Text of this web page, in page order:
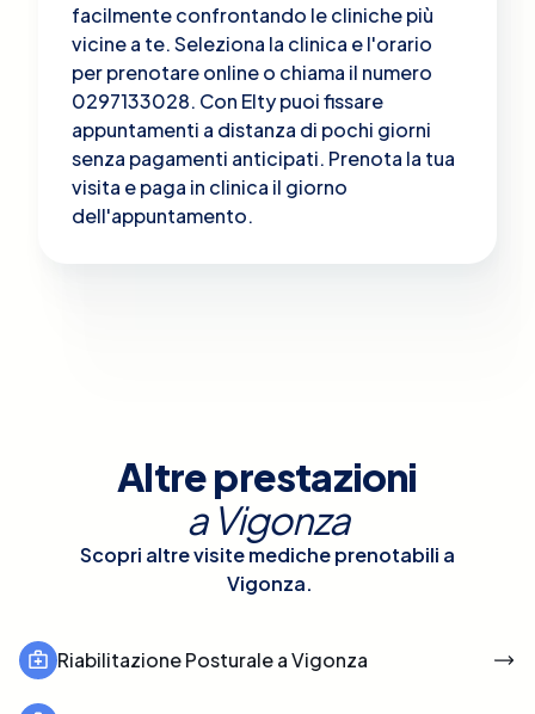
facilmente confrontando le cliniche più
vicine a te. Seleziona la clinica e l'orario
per prenotare online o chiama il numero
0297133028. Con Elty puoi fissare
appuntamenti a distanza di pochi giorni
senza pagamenti anticipati. Prenota la tua
visita e paga in clinica il giorno
dell'appuntamento.
Altre prestazioni
a Vigonza
Scopri altre visite mediche prenotabili a
Vigonza.
Riabilitazione Posturale a Vigonza